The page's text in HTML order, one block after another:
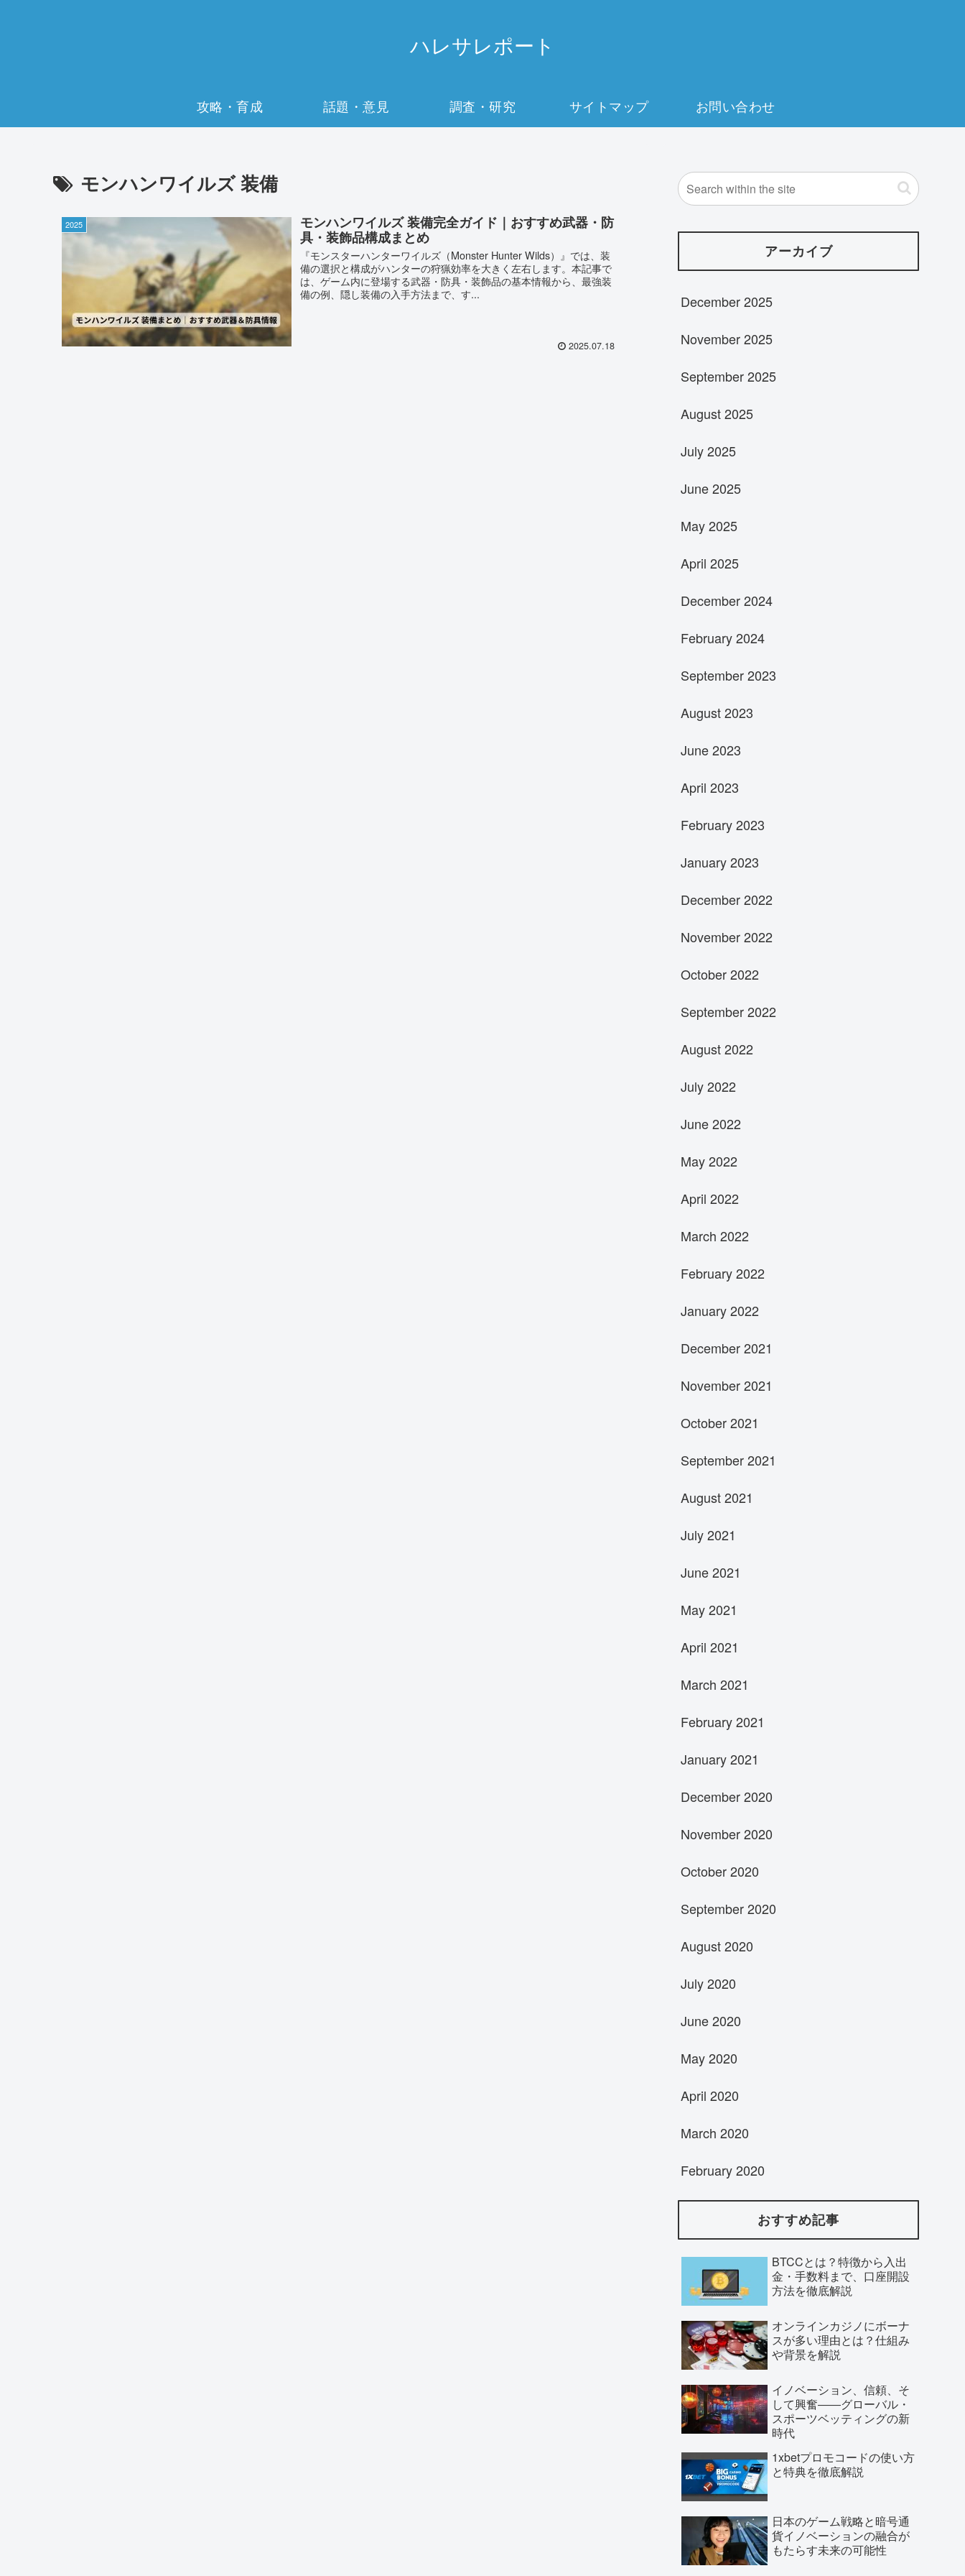
ハレサレポート
攻略・育成 話題・意見 調査・研究 サイトマップ お問い合わせ
モンハンワイルズ 装備
2025
モンハンワイルズ 装備完全ガイド｜おすすめ武器・防
具・装飾品構成まとめ
『モンスターハンターワイルズ（Monster Hunter Wilds）』では、装
備の選択と構成がハンターの狩猟効率を大きく左右します。本記事で
は、ゲーム内に登場する武器・防具・装飾品の基本情報から、最強装
備の例、隠し装備の入手方法まで、す...
2025.07.18
アーカイブ
December 2025
November 2025
September 2025
August 2025
July 2025
June 2025
May 2025
April 2025
December 2024
February 2024
September 2023
August 2023
June 2023
April 2023
February 2023
January 2023
December 2022
November 2022
October 2022
September 2022
August 2022
July 2022
June 2022
May 2022
April 2022
March 2022
February 2022
January 2022
December 2021
November 2021
October 2021
September 2021
August 2021
July 2021
June 2021
May 2021
April 2021
March 2021
February 2021
January 2021
December 2020
November 2020
October 2020
September 2020
August 2020
July 2020
June 2020
May 2020
April 2020
March 2020
February 2020
おすすめ記事
BTCCとは？特徴から入出
金・手数料まで、口座開設
方法を徹底解説
オンラインカジノにボーナ
スが多い理由とは？仕組み
や背景を解説
イノベーション、信頼、そ
して興奮――グローバル・
スポーツベッティングの新
時代
1xbetプロモコードの使い方
と特典を徹底解説
日本のゲーム戦略と暗号通
貨イノベーションの融合が
もたらす未来の可能性